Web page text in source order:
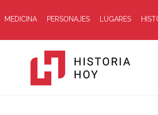
MEDICINA PERSONAJES LUGARES